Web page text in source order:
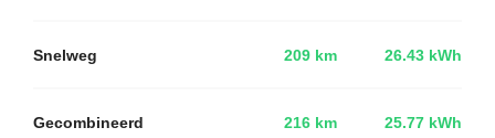
Snelweg 209 km 26.43 kWh
Gecombineerd 216 km 25.77 kWh